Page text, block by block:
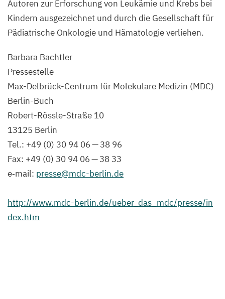
Autoren zur Erforschung von Leukämie und Krebs bei
Kindern ausgezeichnet und durch die Gesellschaft für
Pädiatrische Onkologie und Hämatologie verliehen.
Barbara Bachtler
Pressestelle
Max-Delbrück-Centrum für Molekulare Medizin (MDC)
Berlin-Buch
Robert-Rössle-Straße 10
13125 Berlin
Tel.: +49 (0) 30 94 06—38 96
Fax: +49 (0) 30 94 06—38 33
e‑mail: presse@​mdc-​berlin.​de
http://​www​.mdc​-berlin​.de/​u​e​b​e​r​_​d​a​s​_​m​d​c​/​p​r​e​s​s​e​/​i​n​
d​e​x.htm